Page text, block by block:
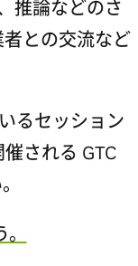
推論などのさ
との交流など
るセッション
される GTC